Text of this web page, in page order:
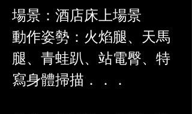
場景：酒店床上場景
動作姿勢：火焰腿、天馬
腿、青蛙趴、站電臀、特
寫身體掃描．．．